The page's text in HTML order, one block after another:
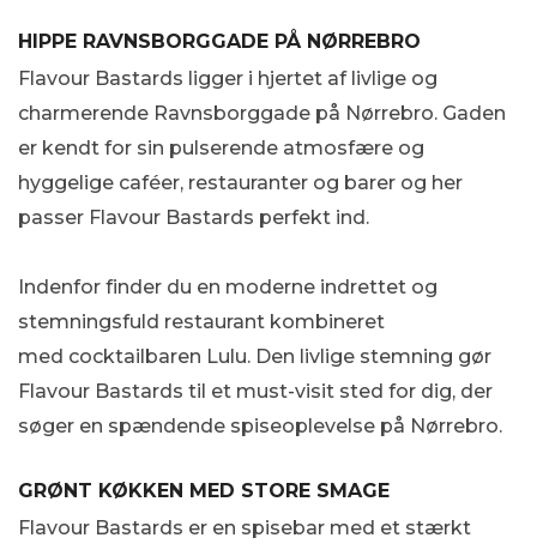
HIPPE RAVNSBORGGADE PÅ NØRREBRO
Flavour Bastards ligger i hjertet af livlige og
charmerende Ravnsborggade på Nørrebro. Gaden
er kendt for sin pulserende atmosfære og
hyggelige caféer, restauranter og barer og her
passer Flavour Bastards perfekt ind.
Indenfor finder du en moderne indrettet og
stemningsfuld restaurant kombineret
med cocktailbaren Lulu. Den livlige stemning gør
Flavour Bastards til et must-visit sted for dig, der
søger en spændende spiseoplevelse på Nørrebro.
GRØNT KØKKEN MED STORE SMAGE
Flavour Bastards er en spisebar med et stærkt